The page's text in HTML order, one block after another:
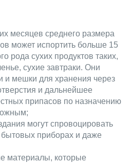
месяцев среднего размера
может испортить больше 15
рода сухих продуктов таких,
сухие завтраки. Они
и мешки для хранения через
и дальнейшее
припасов по назначению
могут спровоцировать
приборах и даже
материалы, которые